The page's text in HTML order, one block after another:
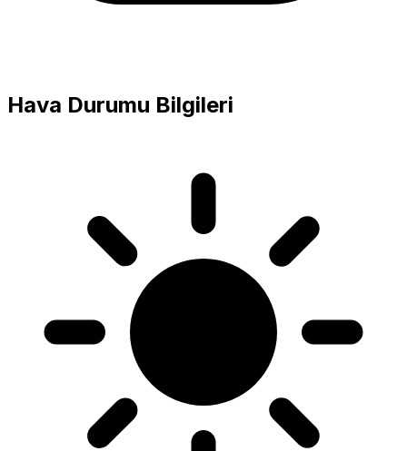
Hava Durumu Bilgileri